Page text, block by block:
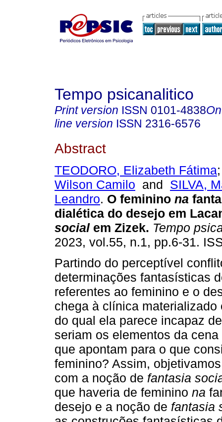
Tempo psicanalitico
Print version ISSN 0101-4838
line version ISSN 2316-6576
Abstract
TEODORO, Elizabeth Fátima
Wilson Camilo and SILVA,
Leandro. O feminino na
dialética do desejo em
socialem Zizek. Tempo
2023, vol.55, n.1, pp.6-31.
Partindo do perceptível
determinações fantasísticas
referentes ao feminino e o
chega à clínica
do qual ela parece incapaz
seriam os elementos da
que apontam para o que
feminino? Assim,
com a noção de fantasia
que haveria de feminino na
desejo e a noção de fantasia